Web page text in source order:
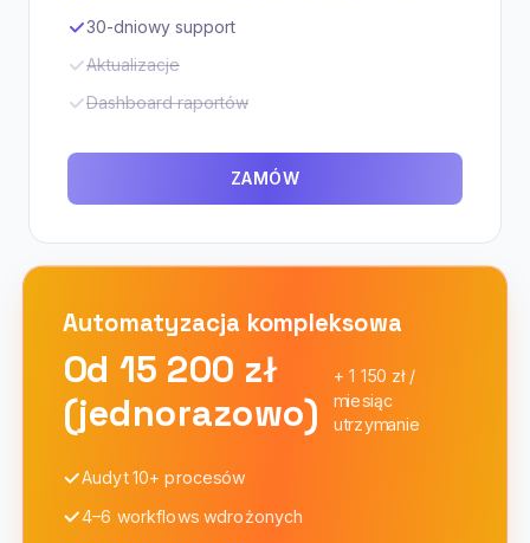
30-dniowy support
Aktualizacje
Dashboard raportów
ZAMÓW
Automatyzacja kompleksowa
Od 15 200 zł
(jednorazowo)
+ 1 150 zł /
miesiąc
utrzymanie
Audyt 10+ procesów
4–6 workflows wdrożonych